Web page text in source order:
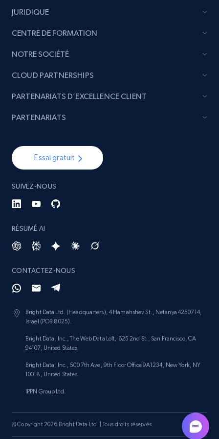
and more.
Reviews count shop, Reviews count item, Initial
Etsy - Collect data on products using
specified keywords
URL, Product id, Listing inventory id, Title, Rating,
price, and more.
1.9K+
Etsy - Collects data from shop's URL
URL, Product id, Listing inventory id, Title, Rating,
Reviews count shop, Reviews count item, Initial
JURIDIQUE
CENTRE DE FORMATION
NOTRE SOCIÉTÉ
Essai gratuit
SUIVEZ-NOUS
RÉSUMÉ AI
CONTACTEZ-NOUS
Bright Data Ltd. (Headquarters), 4 Hamahshev St., Netanya 4250714,
Israel (POB 8025).
Bright Data, Inc., The Web Data Loft, 625 2nd St., San Francisco, CA
94107, United States.
Bright Data, Inc., 500 7th Ave, 9th Floor Office 9A1234, New York, NY
10018, United States.
IPPN Group Ltd.
CLOUD PARTNERSHIPS
PARTENARIATS D’EXCELLENCE CLIENT
PARTENARIATS
© Copyright 2026 Bright Data Ltd. | Tous droits réservés